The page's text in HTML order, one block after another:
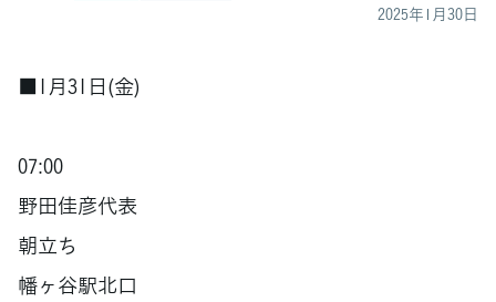
2025年1月30日
■1月31日(金)
07:00
野田佳彦代表
朝立ち
幡ヶ谷駅北口